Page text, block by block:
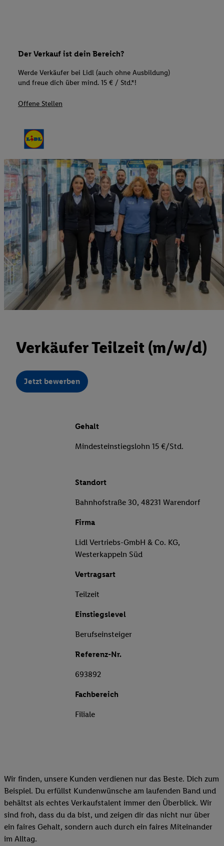
Der Verkauf ist dein Bereich?
Werde Verkäufer bei Lidl (auch ohne Ausbildung)
und freue dich über mind. 15 € / Std.*!
Offene Stellen
Verkäufer Teilzeit (m/w/d)
Jetzt bewerben
Gehalt
Mindesteinstiegslohn 15 €/Std.
Standort
Bahnhofstraße 30, 48231 Warendorf
Firma
Lidl Vertriebs-GmbH & Co. KG,
Westerkappeln Süd
Vertragsart
Teilzeit
Einstiegslevel
Berufseinsteiger
Referenz-Nr.
693892
Fachbereich
Filiale
Wir finden, unsere Kunden verdienen nur das Beste. Dich zum
Beispiel. Du erfüllst Kundenwünsche am laufenden Band und
behältst als echtes Verkaufstalent immer den Überblick. Wir
sind froh, dass du da bist, und zeigen dir das nicht nur über
ein faires Gehalt, sondern auch durch ein faires Miteinander
im Alltag.